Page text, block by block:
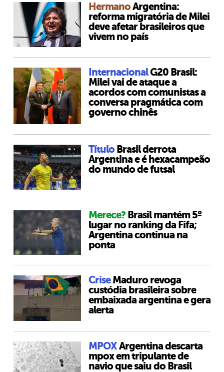
HermanoArgentina:
reforma migratória de Milei
deve afetar brasileiros que
vivem no país
InternacionalG20 Brasil:
Milei vai de ataque a
acordos com comunistas a
conversa pragmática com
governo chinês
TítuloBrasil derrota
Argentina e é hexacampeão
do mundo de futsal
Merece?Brasil mantém 5º
lugar no ranking da Fifa;
Argentina continua na
ponta
CriseMaduro revoga
custódia brasileira sobre
embaixada argentina e gera
alerta
MPOXArgentina descarta
mpox em tripulante de
navio que saiu do Brasil